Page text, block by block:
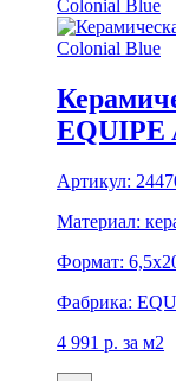
EQUIPE
Артикул:
Материал:
Формат:
Фабрика:
4 991 р. за м2